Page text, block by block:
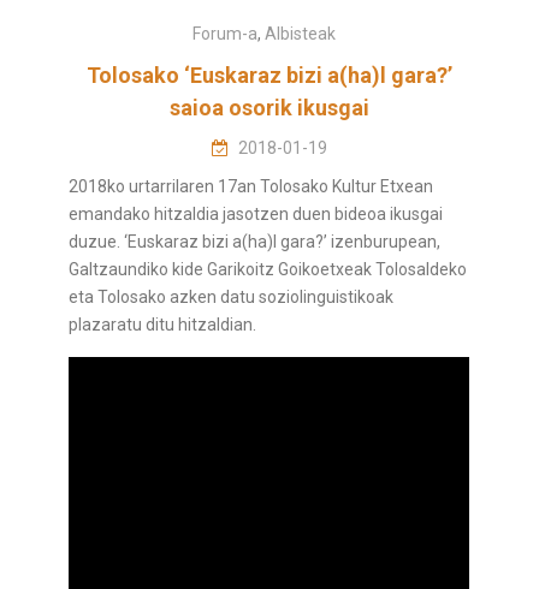
Forum-a, Albisteak
Tolosako ‘Euskaraz bizi a(ha)l gara?’
saioa osorik ikusgai
2018-01-19
2018ko urtarrilaren 17an Tolosako Kultur Etxean
emandako hitzaldia jasotzen duen bideoa ikusgai
duzue. ‘Euskaraz bizi a(ha)l gara?’ izenburupean,
Galtzaundiko kide Garikoitz Goikoetxeak Tolosaldeko
eta Tolosako azken datu soziolinguistikoak
plazaratu ditu hitzaldian.